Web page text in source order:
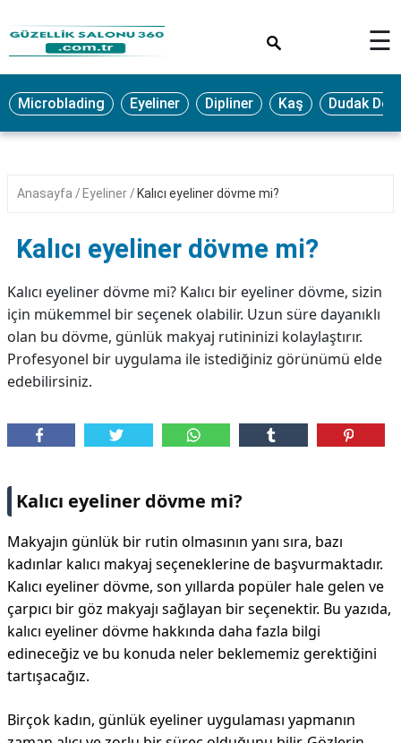
MAKYAJ
MİCROBLADİNG
EPİLASYON
PROTEZ
TIRNAK
PEELİNG
ERKEK
BAKIMI
CİLT
DİPLİNER
☰
Microblading Eyeliner Dipliner Kaş Dudak
Anasayfa Eyeliner Kalıcı eyeliner dövme mi?
Kalıcı eyeliner dövme mi?
Kalıcı eyeliner dövme mi? Kalıcı bir eyeliner dövme, sizin
için mükemmel bir seçenek olabilir. Uzun süre dayanıklı
olan bu dövme, günlük makyaj rutininizi kolaylaştırır.
Profesyonel bir uygulama ile istediğiniz görünümü elde
edebilirsiniz.
Kalıcı eyeliner dövme mi?
Makyajın günlük bir rutin olmasının yanı sıra, bazı
kadınlar kalıcı makyaj seçeneklerine de başvurmaktadır.
Kalıcı eyeliner dövme, son yıllarda popüler hale gelen ve
çarpıcı bir göz makyajı sağlayan bir seçenektir. Bu yazıda,
kalıcı eyeliner dövme hakkında daha fazla bilgi
edineceğiz ve bu konuda neler beklememiz gerektiğini
tartışacağız.
Birçok kadın, günlük eyeliner uygulaması yapmanın